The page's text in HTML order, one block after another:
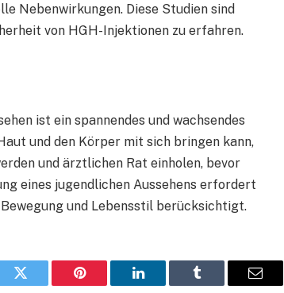
Nebenwirkungen. Diese Studien sind
von HGH-Injektionen zu erfahren.
ist ein spannendes und wachsendes
und den Körper mit sich bringen kann,
und ärztlichen Rat einholen, bevor
eines jugendlichen Aussehens erfordert
und Lebensstil berücksichtigt.
Twitter Pinterest LinkedIn Tumblr Email